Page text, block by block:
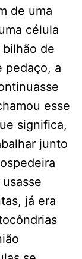
de uma
célula
bilhão de
pedaço, a
esse
significa,
junto
já era